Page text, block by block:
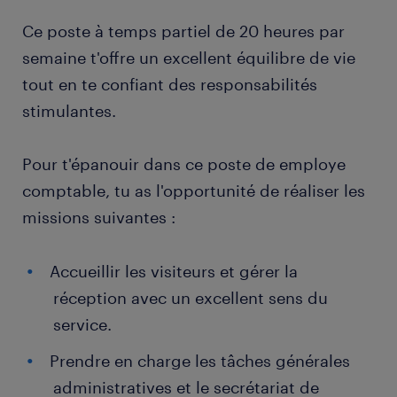
Ce poste à temps partiel de 20 heures par
semaine t'offre un excellent équilibre de vie
tout en te confiant des responsabilités
stimulantes.
Pour t'épanouir dans ce poste de employe
comptable, tu as l'opportunité de réaliser les
missions suivantes :
Accueillir les visiteurs et gérer la
réception avec un excellent sens du
service.
Prendre en charge les tâches générales
administratives et le secrétariat de